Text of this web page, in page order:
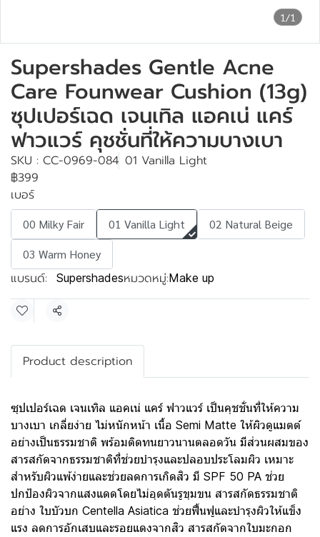
1/1
Supershades Gentle Acne
Care Founwear Cushion (13g)
ซุปเปอร์เฉด เจนเทิล แอคเน่ แคร์
ฟาวแวร์ คุชชั่นที่ให้ความบางเบา
SKU : CC-0969-084 01 Vanilla Light
฿399
เบอร์
00 Milky Fair 01 Vanilla Light
02 Natural Beige
03 Warm Honey
แบรนด์: Supershadesหมวดหมู่:Make up
แชร์
Product description
ซุปเปอร์เฉด เจนเทิล แอคเน่ แคร์ ฟาวแวร์ เป็นคุชชั่นที่ให้ความ
บางเบา เกลี่ยง่าย ไม่หนักหน้า เนื้อ Semi Matte ให้ผิวดูแมตต์
อย่างเป็นธรรมชาติ พร้อมติดทนยาวนานตลอดวัน มีส่วนผสมของ
สารสกัดจากธรรมชาติที่ช่วยบำรุงและปลอบประโลมผิว เหมาะ
สำหรับผิวแพ้ง่ายและช่วยลดการเกิดสิว มี SPF 50 PA ช่วย
ปกป้องผิวจากแสงแดดโดยไม่อุดตันรูขุมขน สารสกัดธรรมชาติ
อย่าง ใบบัวบก Centella Asiatica ช่วยฟื้นฟูและบำรุงผิวให้แข็ง
แรง ลดการอักเสบและรอยแดงจากสิว สารสกัดจากใบมะกอก